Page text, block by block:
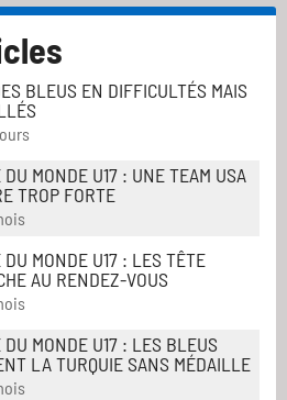
BLEUS EN DIFFICULTÉS MAIS
DU MONDE U17 : UNE TEAM USA
TROP FORTE
DU MONDE U17 : LES TÊTE
AU RENDEZ-VOUS
DU MONDE U17 : LES BLEUS
LA TURQUIE SANS MÉDAILLE